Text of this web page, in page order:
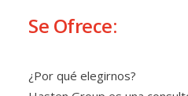
Se Ofrece:
¿Por qué elegirnos?